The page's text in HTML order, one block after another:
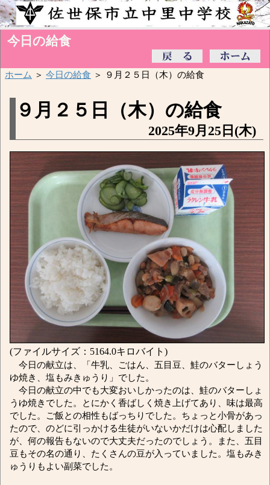
今日の給食
ホーム ＞ 今日の給食 ＞ ９月２５日（木）の給食
９月２５日（木）の給食
2025年9月25日(木)
(ファイルサイズ：5164.0キロバイト)
今日の献立は、「牛乳、ごはん、五目豆、鮭のバターしょう
ゆ焼き、塩もみきゅうり」でした。
今日の献立の中でも大変おいしかったのは、鮭のバターしょ
うゆ焼きでした。とにかく香ばしく焼き上げてあり、味は最高
でした。ご飯との相性もばっちりでした。ちょっと小骨があっ
たので、のどに引っかける生徒がいないかだけは心配しました
が、何の報告もないので大丈夫だったのでしょう。また、五目
豆もその名の通り、たくさんの豆が入っていました。塩もみき
ゅうりもよい副菜でした。